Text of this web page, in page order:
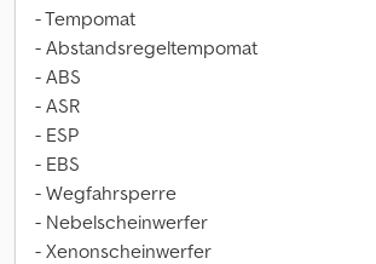
- Tempomat
- Abstandsregeltempomat
- ABS
- ASR
- ESP
- EBS
- Wegfahrsperre
- Nebelscheinwerfer
- Xenonscheinwerfer